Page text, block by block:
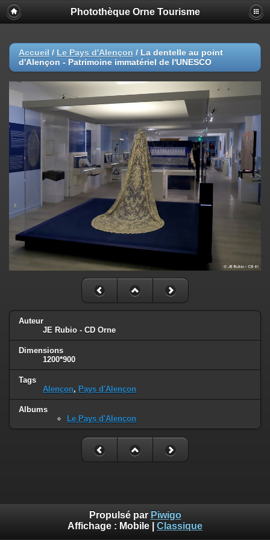
Photothèque Orne Tourisme
Accueil / Le Pays d'Alençon / La dentelle au point
d'Alençon - Patrimoine immatériel de l'UNESCO
Auteur
JE Rubio - CD Orne
Dimensions
1200*900
Tags
Alençon, Pays d'Alençon
Albums
Le Pays d'Alençon
Propulsé par Piwigo
Affichage : Mobile Classique